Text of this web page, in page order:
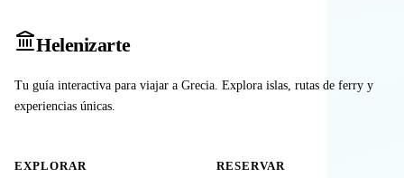
Helenizarte
Tu guía interactiva para viajar a Grecia. Explora islas, rutas de ferry y
experiencias únicas.
EXPLORAR RESERVAR